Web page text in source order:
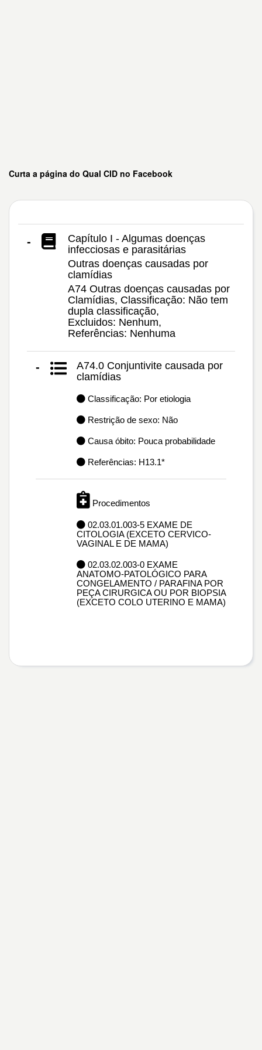
Curta a página do Qual CID no Facebook
-
Capítulo I - Algumas doenças
infecciosas e parasitárias
Outras doenças causadas por
clamídias
A74 Outras doenças causadas por
Clamídias, Classificação: Não tem
dupla classificação,
Excluidos: Nenhum,
Referências: Nenhuma
-
A74.0 Conjuntivite causada por
clamídias
Classificação: Por etiologia
Restrição de sexo: Não
Causa óbito: Pouca probabilidade
Referências: H13.1*
Procedimentos
02.03.01.003-5 EXAME DE
CITOLOGIA (EXCETO CERVICO-
VAGINAL E DE MAMA)
02.03.02.003-0 EXAME
ANATOMO-PATOLÓGICO PARA
CONGELAMENTO / PARAFINA POR
PEÇA CIRURGICA OU POR BIOPSIA
(EXCETO COLO UTERINO E MAMA)